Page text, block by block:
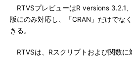
RTVSプレビューはR versions 3.2.1
版にのみ対応し、「CRAN」だけでな
きる。
RTVSは、Rスクリプトおよび関数に